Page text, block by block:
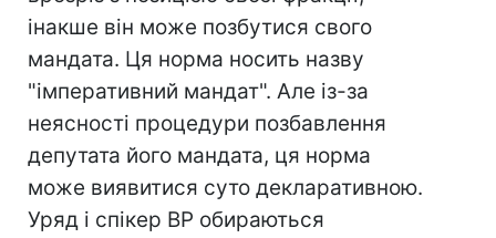
інакше він може позбутися свого
мандата. Ця норма носить назву
"імперативний мандат". Але із-за
неясності процедури позбавлення
депутата його мандата, ця норма
може виявитися суто декларативною.
Уряд і спікер ВР обираються